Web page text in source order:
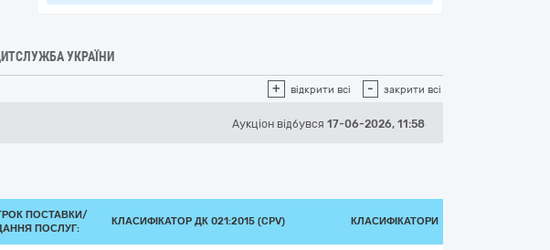
УКРАЇНИ
+ відкрити всі - закрити всі
Аукціон відбувся 17-06-2026, 11:58
ПОСТАВКИ/
ПОСЛУГ:
КЛАСИФІКАТОР ДК 021:2015 (CPV) КЛАСИФІКАТОРИ